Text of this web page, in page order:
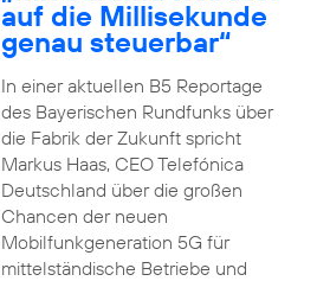
auf die Millisekunde
genau steuerbar“
In einer aktuellen B5 Reportage
des Bayerischen Rundfunks über
die Fabrik der Zukunft spricht
Markus Haas, CEO Telefónica
Deutschland über die großen
Chancen der neuen
Mobilfunkgeneration 5G für
mittelständische Betriebe und